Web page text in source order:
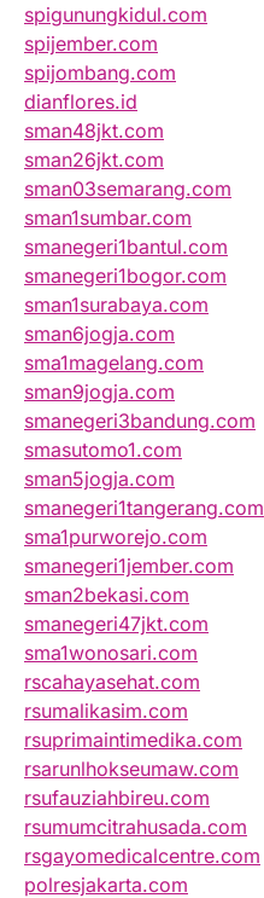
spigunungkidul.com
spijember.com
spijombang.com
dianflores.id
sman48jkt.com
sman26jkt.com
sman03semarang.com
sman1sumbar.com
smanegeri1bantul.com
smanegeri1bogor.com
sman1surabaya.com
sman6jogja.com
sma1magelang.com
sman9jogja.com
smanegeri3bandung.com
smasutomo1.com
sman5jogja.com
smanegeri1tangerang.com
sma1purworejo.com
smanegeri1jember.com
sman2bekasi.com
smanegeri47jkt.com
sma1wonosari.com
rscahayasehat.com
rsumalikasim.com
rsuprimaintimedika.com
rsarunlhokseumaw.com
rsufauziahbireu.com
rsumumcitrahusada.com
rsgayomedicalcentre.com
polresjakarta.com